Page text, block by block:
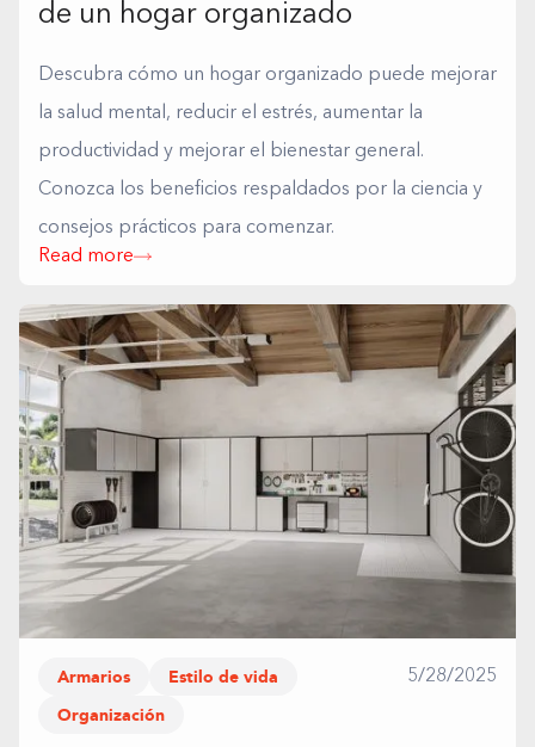
de un hogar organizado
Descubra cómo un hogar organizado puede mejorar
la salud mental, reducir el estrés, aumentar la
productividad y mejorar el bienestar general.
Conozca los beneficios respaldados por la ciencia y
consejos prácticos para comenzar.
Read more
Armarios
Estilo de vida
Organización
5/28/2025